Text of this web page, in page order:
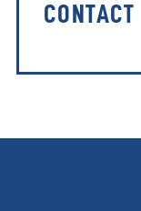
CONTACT